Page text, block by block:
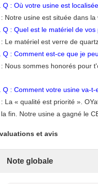
Q : Où votre usine est
: Notre usine est située dans
Q : Quel est le matériel de vos
: Le matériel est verre de
Q : Comment est-ce que je
: Nous sommes honorés pour
Q : Comment votre usine va-
: La « qualité est priorité ».
fin. Notre usine a gagné le
et avis
Note globale